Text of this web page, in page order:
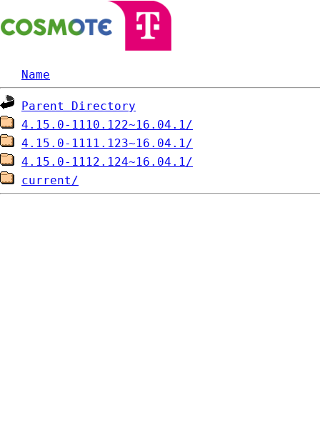
Name
Parent Directory
4.15.0-1110.122~16.04.1/
4.15.0-1111.123~16.04.1/
4.15.0-1112.124~16.04.1/
current/